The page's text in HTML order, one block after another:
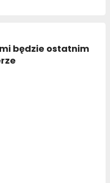
będzie ostatnim